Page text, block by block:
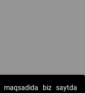
tashkil etish"
maqsadida biz saytda